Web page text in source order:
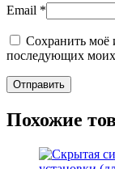
Email *
Сохранить моё
последующих
Похожие